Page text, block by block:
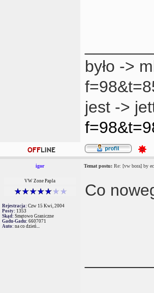
było ->
jest ->
igor Temat postu: Re: [vw bora] by
VW Zone Papla
Rejestracja: Czw 15 Kwi, 2004
Posty: 1353
Skąd: Smętowo Graniczne
Gadu-Gadu: 6607071
Auto: na co dzień...
Co